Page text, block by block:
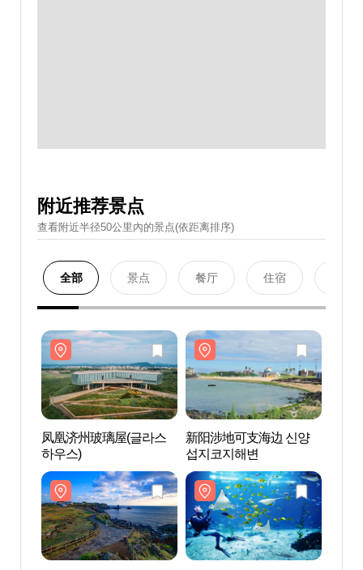
附近推荐景点
查看附近半径50公里內的景点(依距离排序)
全部 景点 餐厅 住宿
凤凰济州玻璃屋(글라스
하우스)
新阳涉地可支海边 신양
섭지코지해변